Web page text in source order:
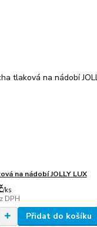
na nádobí JOLLY LUX
/ks
DPH
Přidat do košíku